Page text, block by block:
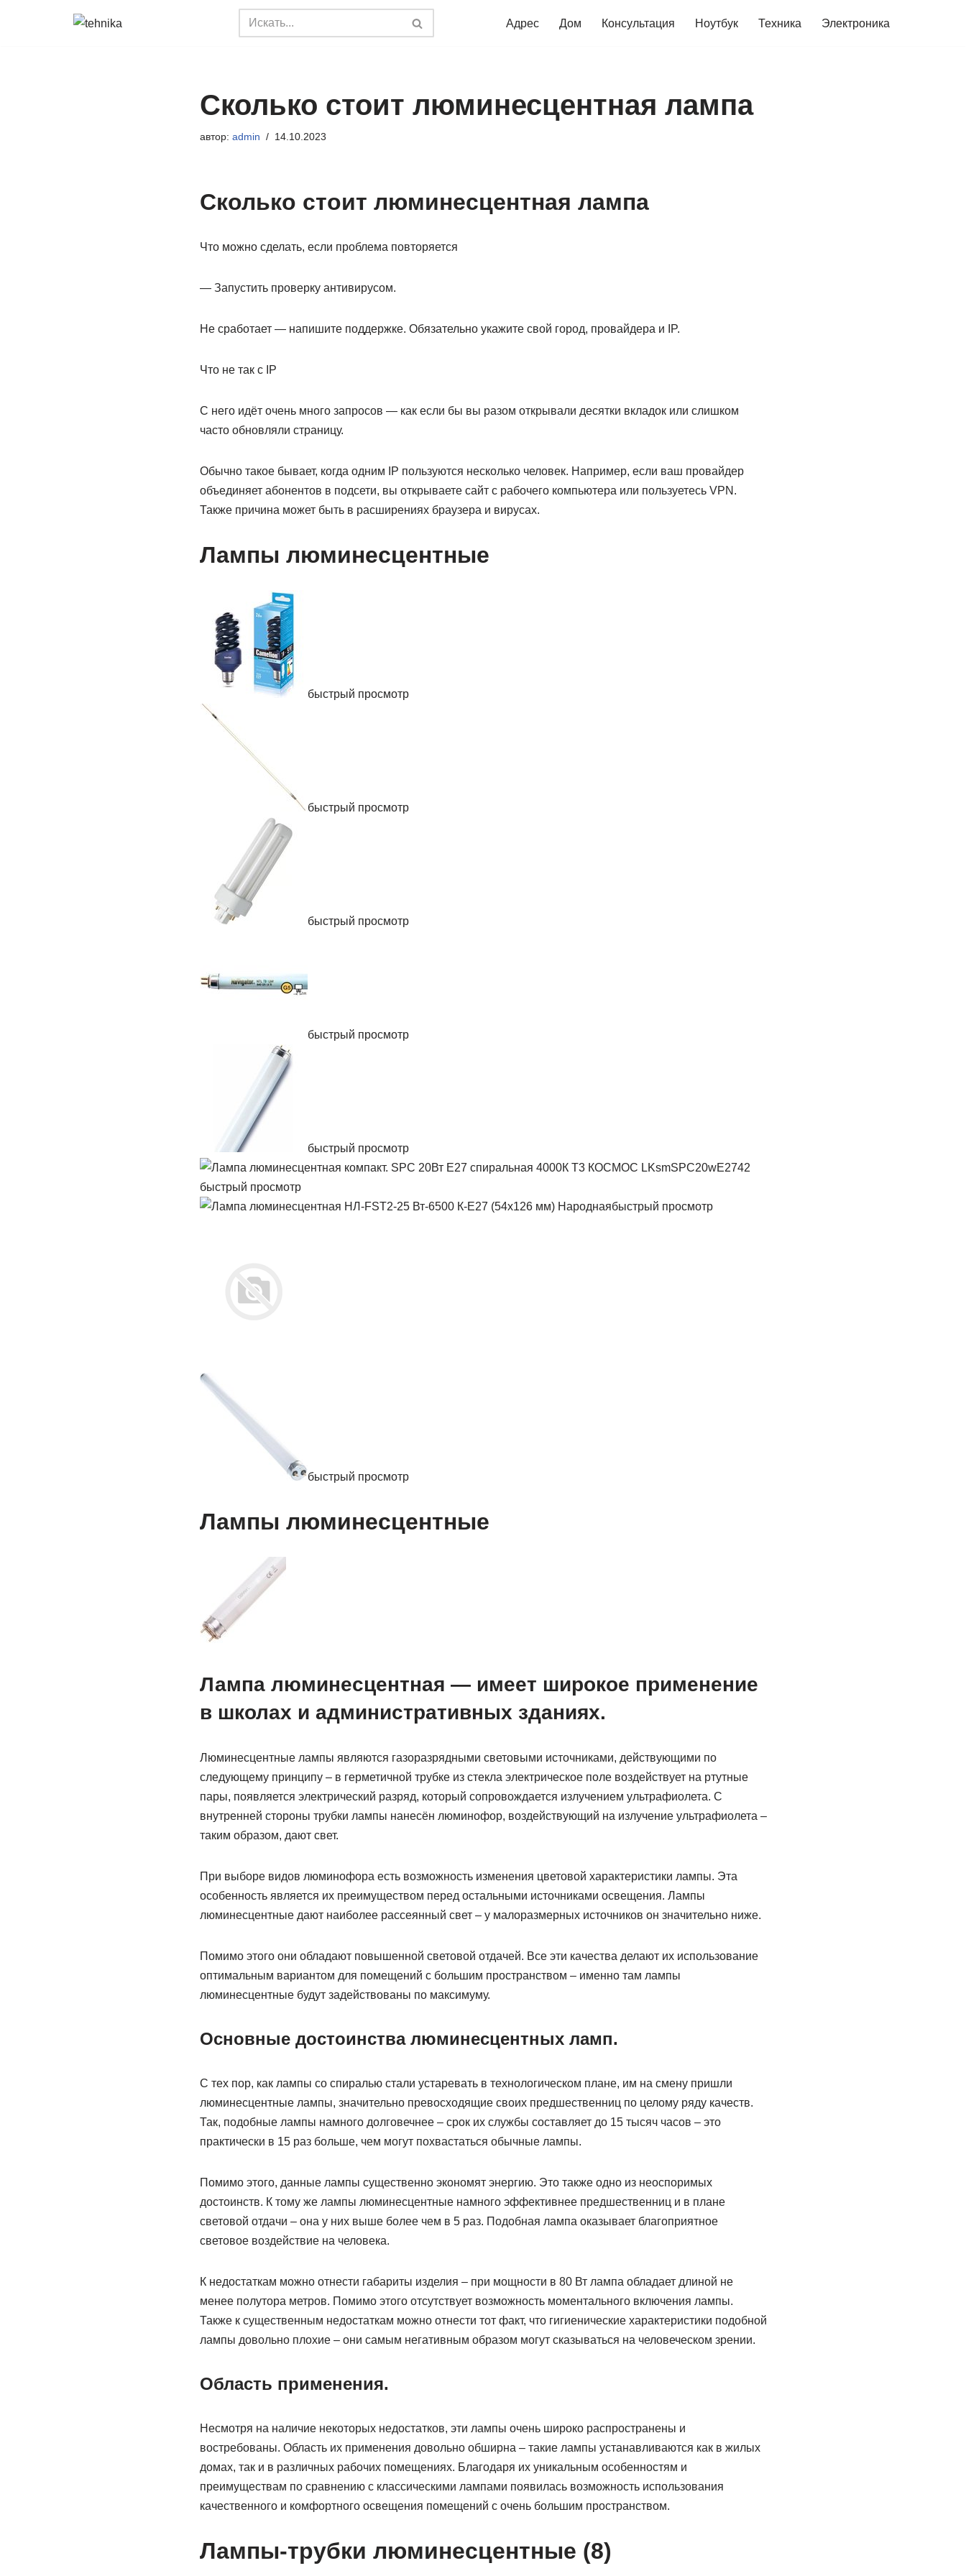
Адрес Дом Консультация Ноутбук Техника Электроника
Сколько стоит люминесцентная лампа
автор: admin 14.10.2023
Сколько стоит люминесцентная лампа
Что можно сделать, если проблема повторяется
— Запустить проверку антивирусом.
Не сработает — напишите поддержке. Обязательно укажите свой город, провайдера и IP.
Что не так с IP
С него идёт очень много запросов — как если бы вы разом открывали десятки вкладок или слишком
часто обновляли страницу.
Обычно такое бывает, когда одним IP пользуются несколько человек. Например, если ваш провайдер
объединяет абонентов в подсети, вы открываете сайт с рабочего компьютера или пользуетесь VPN.
Также причина может быть в расширениях браузера и вирусах.
Лампы люминесцентные
быстрый просмотр
быстрый просмотр
быстрый просмотр
быстрый просмотр
быстрый просмотр
быстрый просмотр
быстрый просмотр
быстрый просмотр
Лампы люминесцентные
Лампа люминесцентная — имеет широкое применение
в школах и административных зданиях.
Люминесцентные лампы являются газоразрядными световыми источниками, действующими по
следующему принципу – в герметичной трубке из стекла электрическое поле воздействует на ртутные
пары, появляется электрический разряд, который сопровождается излучением ультрафиолета. С
внутренней стороны трубки лампы нанесён люминофор, воздействующий на излучение ультрафиолета –
таким образом, дают свет.
При выборе видов люминофора есть возможность изменения цветовой характеристики лампы. Эта
особенность является их преимуществом перед остальными источниками освещения. Лампы
люминесцентные дают наиболее рассеянный свет – у малоразмерных источников он значительно ниже.
Помимо этого они обладают повышенной световой отдачей. Все эти качества делают их использование
оптимальным вариантом для помещений с большим пространством – именно там лампы
люминесцентные будут задействованы по максимуму.
Основные достоинства люминесцентных ламп.
С тех пор, как лампы со спиралью стали устаревать в технологическом плане, им на смену пришли
люминесцентные лампы, значительно превосходящие своих предшественниц по целому ряду качеств.
Так, подобные лампы намного долговечнее – срок их службы составляет до 15 тысяч часов – это
практически в 15 раз больше, чем могут похвастаться обычные лампы.
Помимо этого, данные лампы существенно экономят энергию. Это также одно из неоспоримых
достоинств. К тому же лампы люминесцентные намного эффективнее предшественниц и в плане
световой отдачи – она у них выше более чем в 5 раз. Подобная лампа оказывает благоприятное
световое воздействие на человека.
К недостаткам можно отнести габариты изделия – при мощности в 80 Вт лампа обладает длиной не
менее полутора метров. Помимо этого отсутствует возможность моментального включения лампы.
Также к существенным недостаткам можно отнести тот факт, что гигиенические характеристики подобной
лампы довольно плохие – они самым негативным образом могут сказываться на человеческом зрении.
Область применения.
Несмотря на наличие некоторых недостатков, эти лампы очень широко распространены и
востребованы. Область их применения довольно обширна – такие лампы устанавливаются как в жилых
домах, так и в различных рабочих помещениях. Благодаря их уникальным особенностям и
преимуществам по сравнению с классическими лампами появилась возможность использования
качественного и комфортного освещения помещений с очень большим пространством.
Лампы-трубки люминесцентные (8)